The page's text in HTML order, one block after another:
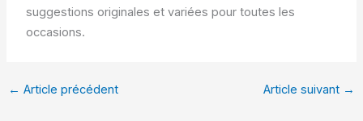
suggestions originales et variées pour toutes les
occasions.
← Article précédent Article suivant →